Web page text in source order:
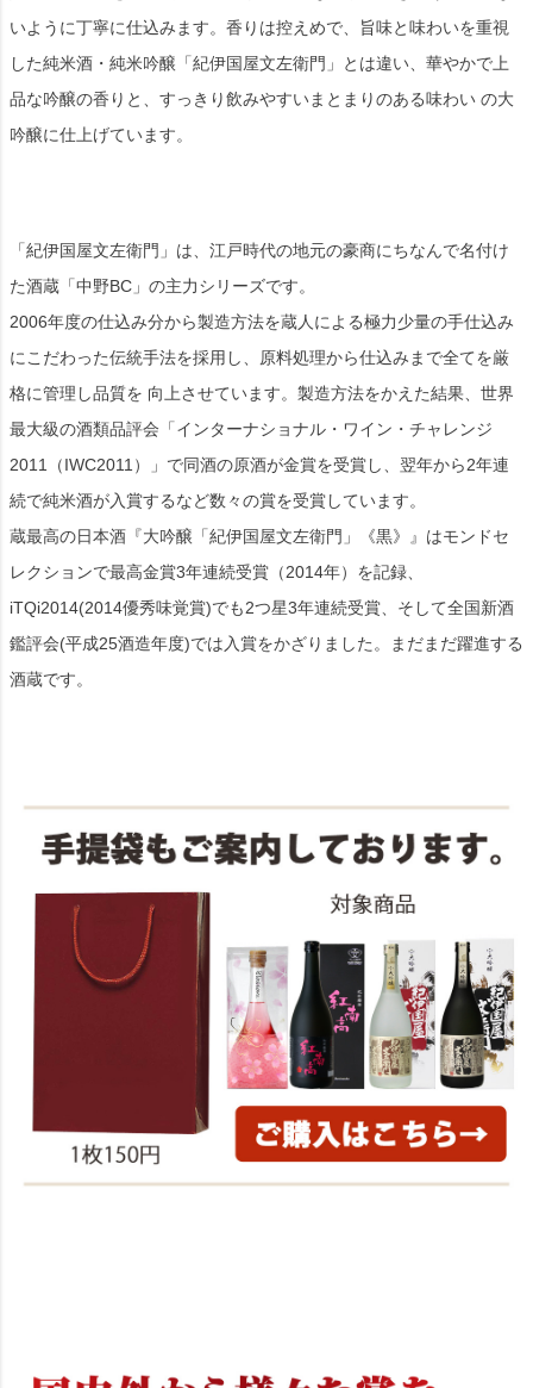
いように丁寧に仕込みます。香りは控えめで、旨味と味わいを重視
した純米酒・純米吟醸「紀伊国屋文左衛門」とは違い、華やかで上
品な吟醸の香りと、すっきり飲みやすいまとまりのある味わい の大
吟醸に仕上げています。
「紀伊国屋文左衛門」は、江戸時代の地元の豪商にちなんで名付け
た酒蔵「中野BC」の主力シリーズです。
2006年度の仕込み分から製造方法を蔵人による極力少量の手仕込み
にこだわった伝統手法を採用し、原料処理から仕込みまで全てを厳
格に管理し品質を 向上させています。製造方法をかえた結果、世界
最大級の酒類品評会「インターナショナル・ワイン・チャレンジ
2011（IWC2011）」で同酒の原酒が金賞を受賞し、翌年から2年連
続で純米酒が入賞するなど数々の賞を受賞しています。
蔵最高の日本酒『大吟醸「紀伊国屋文左衛門」《黒》』はモンドセ
レクションで最高金賞3年連続受賞（2014年）を記録、
iTQi2014(2014優秀味覚賞)でも2つ星3年連続受賞、そして全国新酒
鑑評会(平成25酒造年度)では入賞をかざりました。まだまだ躍進する
酒蔵です。